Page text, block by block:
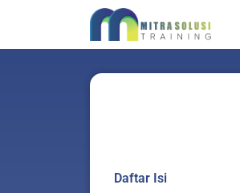
konten
Daftar Isi